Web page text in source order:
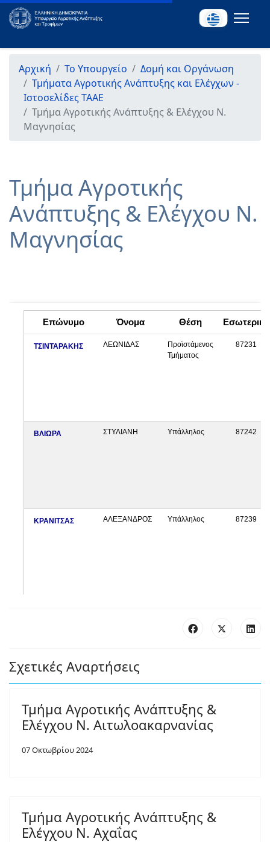
Αρχική Το Υπουργείο
Δομή και Οργάνωση
Τμήματα Αγροτικής Ανάπτυξης και Ελέγχων -
Ιστοσελίδες ΤΑΑΕ
Τμήμα Αγροτικής Ανάπτυξης & Ελέγχου Ν.
Μαγνησίας
Τμήμα Αγροτικής
Ανάπτυξης & Ελέγχου Ν.
Μαγνησίας
Σχετικές Αναρτήσεις
Τμήμα Αγροτικής Ανάπτυξης &
Ελέγχου Ν. Αιτωλοακαρνανίας
07 Οκτωβρίου 2024
Τμήμα Αγροτικής Ανάπτυξης &
Ελέγχου Ν. Αχαΐας